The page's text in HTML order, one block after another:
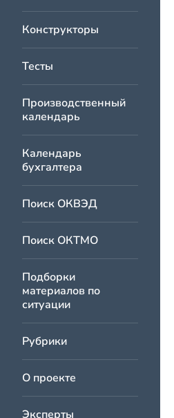
Конструкторы
Тесты
Производственный
календарь
Календарь
бухгалтера
Поиск ОКВЭД
Поиск ОКТМО
Подборки
материалов по
ситуации
Рубрики
О проекте
Эксперты